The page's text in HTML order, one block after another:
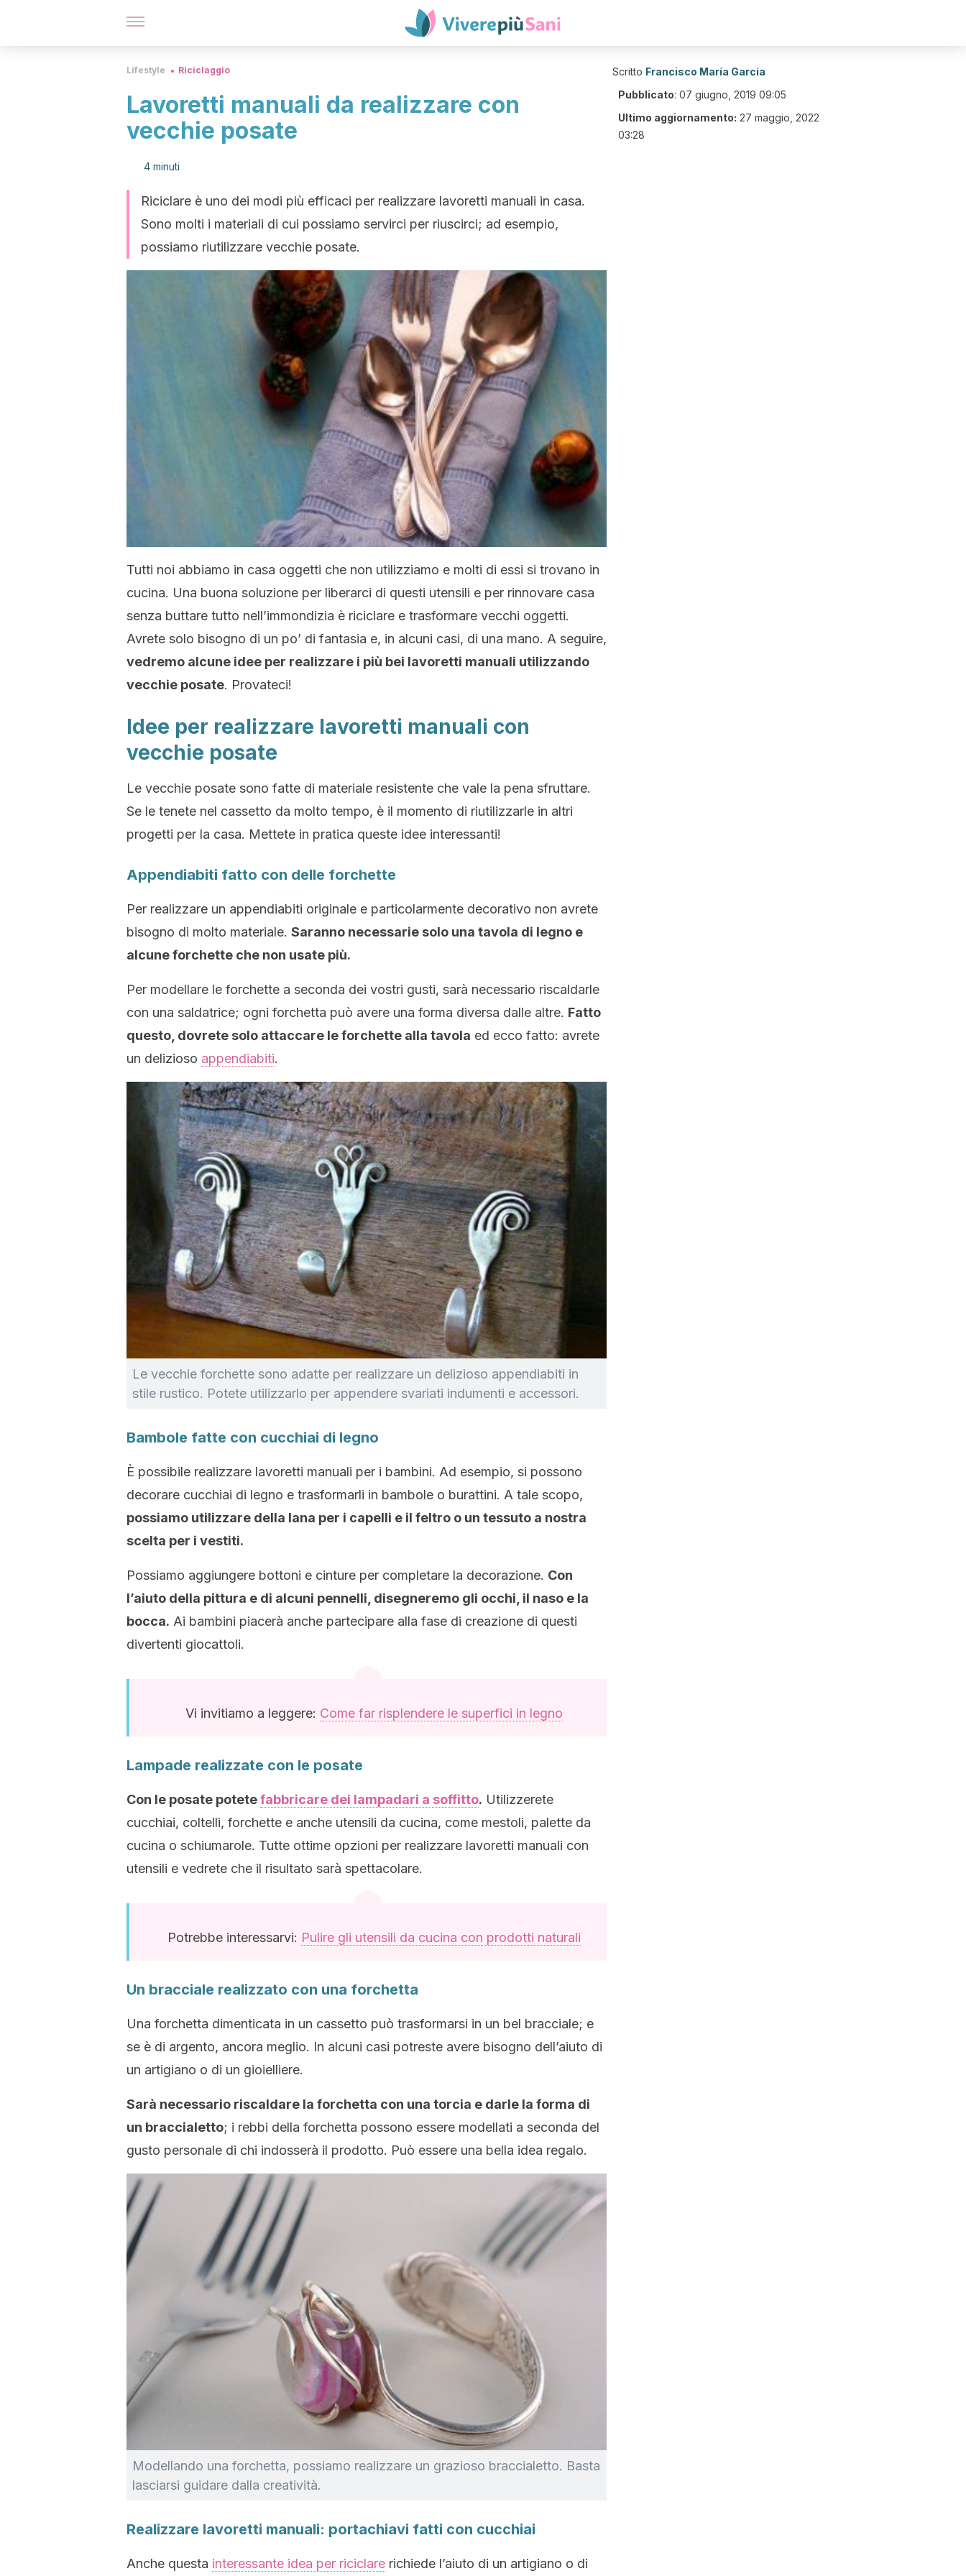
Lifestyle Riciclaggio
Lavoretti manuali da realizzare con
vecchie posate
4 minuti
Riciclare è uno dei modi più efficaci per realizzare lavoretti manuali in casa.
Sono molti i materiali di cui possiamo servirci per riuscirci; ad esempio,
possiamo riutilizzare vecchie posate.
Tutti noi abbiamo in casa oggetti che non utilizziamo e molti di essi si trovano in
cucina. Una buona soluzione per liberarci di questi utensili e per rinnovare casa
senza buttare tutto nell’immondizia è riciclare e trasformare vecchi oggetti.
Avrete solo bisogno di un po’ di fantasia e, in alcuni casi, di una mano. A seguire,
vedremo alcune idee per realizzare i più bei lavoretti manuali utilizzando
vecchie posate. Provateci!
Idee per realizzare lavoretti manuali con
vecchie posate
Le vecchie posate sono fatte di materiale resistente che vale la pena sfruttare.
Se le tenete nel cassetto da molto tempo, è il momento di riutilizzarle in altri
progetti per la casa. Mettete in pratica queste idee interessanti!
Appendiabiti fatto con delle forchette
Per realizzare un appendiabiti originale e particolarmente decorativo non avrete
bisogno di molto materiale. Saranno necessarie solo una tavola di legno e
alcune forchette che non usate più.
Per modellare le forchette a seconda dei vostri gusti, sarà necessario riscaldarle
con una saldatrice; ogni forchetta può avere una forma diversa dalle altre. Fatto
questo, dovrete solo attaccare le forchette alla tavola ed ecco fatto: avrete
un delizioso appendiabiti.
Le vecchie forchette sono adatte per realizzare un delizioso appendiabiti in
stile rustico. Potete utilizzarlo per appendere svariati indumenti e accessori.
Bambole fatte con cucchiai di legno
È possibile realizzare lavoretti manuali per i bambini. Ad esempio, si possono
decorare cucchiai di legno e trasformarli in bambole o burattini. A tale scopo,
possiamo utilizzare della lana per i capelli e il feltro o un tessuto a nostra
scelta per i vestiti.
Possiamo aggiungere bottoni e cinture per completare la decorazione. Con
l’aiuto della pittura e di alcuni pennelli, disegneremo gli occhi, il naso e la
bocca. Ai bambini piacerà anche partecipare alla fase di creazione di questi
divertenti giocattoli.
Vi invitiamo a leggere: Come far risplendere le superfici in legno
Lampade realizzate con le posate
Con le posate potetefabbricare dei lampadari a soffitto. Utilizzerete
cucchiai, coltelli, forchette e anche utensili da cucina, come mestoli, palette da
cucina o schiumarole. Tutte ottime opzioni per realizzare lavoretti manuali con
utensili e vedrete che il risultato sarà spettacolare.
Potrebbe interessarvi: Pulire gli utensili da cucina con prodotti naturali
Un bracciale realizzato con una forchetta
Una forchetta dimenticata in un cassetto può trasformarsi in un bel bracciale; e
se è di argento, ancora meglio. In alcuni casi potreste avere bisogno dell’aiuto di
un artigiano o di un gioielliere.
Sarà necessario riscaldare la forchetta con una torcia e darle la forma di
un braccialetto; i rebbi della forchetta possono essere modellati a seconda del
gusto personale di chi indosserà il prodotto. Può essere una bella idea regalo.
Modellando una forchetta, possiamo realizzare un grazioso braccialetto. Basta
lasciarsi guidare dalla creatività.
Realizzare lavoretti manuali: portachiavi fatti con cucchiai
Anche questa interessante idea per riciclare richiede l’aiuto di un artigiano o di
Scritto Francisco María García
Pubblicato: 07 giugno, 2019 09:05
Ultimo aggiornamento: 27 maggio, 2022
03:28